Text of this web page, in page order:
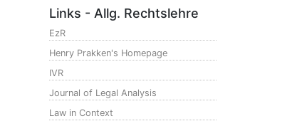
Links - Allg. Rechtslehre
EzR
Henry Prakken's Homepage
IVR
Journal of Legal Analysis
Law in Context